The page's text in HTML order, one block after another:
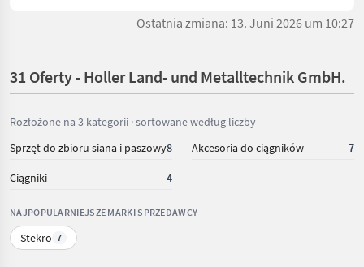
Ostatnia zmiana: 13. Juni 2026 um 10:27
31 Oferty - Holler Land- und Metalltechnik GmbH.
Rozłożone na 3 kategorii · sortowane według liczby
Sprzęt do zbioru siana i paszowy8 Akcesoria do ciągników 7
Ciągniki 4
NAJPOPULARNIEJSZE MARKI SPRZEDAWCY
Stekro 7